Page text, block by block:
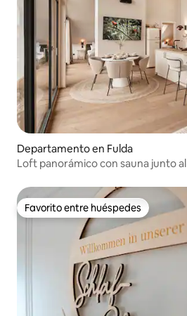
Departamento en Fulda
Loft panorámico con sauna junto
Favorito entre huéspedes
Favorito entre huéspedes